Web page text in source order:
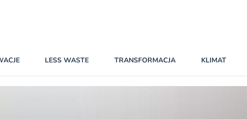
LESS WASTE TRANSFORMACJA KLIMAT